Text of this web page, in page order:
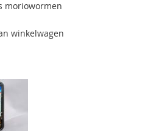
moriowormen
winkelwagen